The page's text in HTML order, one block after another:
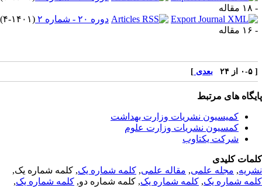
دوره ۲۰ - شماره ۲
(۴-۱۴۰۱)
بعدی]
های مرتبط
کمیسیون نشریات وزارت بهداشت
کمسیون نشریات وزارت علوم
شرکت یکتاوب
کلیدی
,مجله علمی, مقاله علمی, کلمه شماره یک, کلمه شماره یک,
شماره یک,کلمه شماره یک, کلمه شماره دو,کلمه شماره یک,